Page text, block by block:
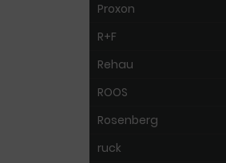
Proxon
R+F
Rehau
ROOS
Rosenberg
ruck